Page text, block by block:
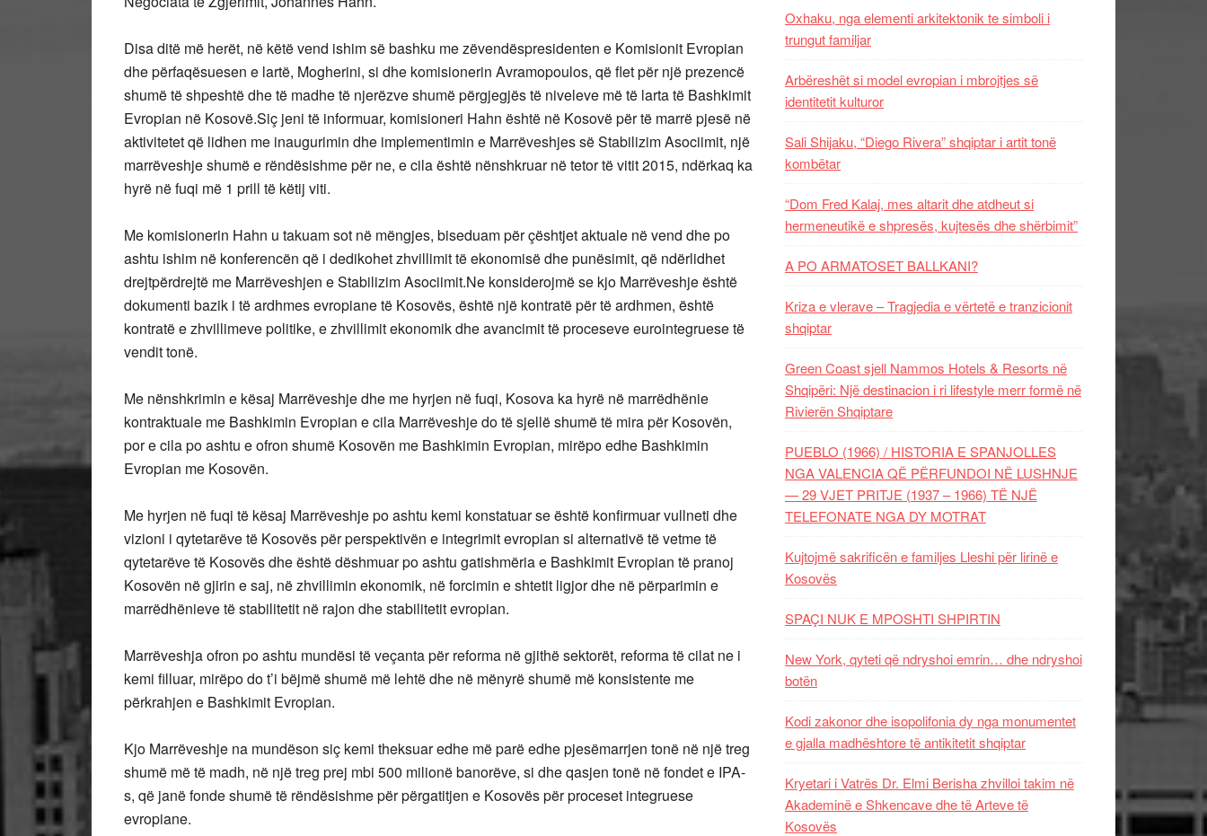
Disa ditë më herët, në këtë vend ishim së bashku me zëvendëspresidenten e Komisionit Evropian
dhe përfaqësuesen e lartë, Mogherini, si dhe komisionerin Avramopoulos, që flet për një prezencë
shumë të shpeshtë dhe të madhe të njerëzve shumë përgjegjës të niveleve më të larta të Bashkimit
Evropian në Kosovë.Siç jeni të informuar, komisioneri Hahn është në Kosovë për të marrë pjesë në
aktivitetet që lidhen me inaugurimin dhe implementimin e Marrëveshjes së Stabilizim Asociimit, një
marrëveshje shumë e rëndësishme për ne, e cila është nënshkruar në tetor të vitit 2015, ndërkaq ka
hyrë në fuqi më 1 prill të këtij viti.
Me komisionerin Hahn u takuam sot në mëngjes, biseduam për çështjet aktuale në vend dhe po
ashtu ishim në konferencën që i dedikohet zhvillimit të ekonomisë dhe punësimit, që ndërlidhet
drejtpërdrejtë me Marrëveshjen e Stabilizim Asociimit.Ne konsiderojmë se kjo Marrëveshje është
dokumenti bazik i të ardhmes evropiane të Kosovës, është një kontratë për të ardhmen, është
kontratë e zhvillimeve politike, e zhvillimit ekonomik dhe avancimit të proceseve eurointegruese të
vendit tonë.
Me nënshkrimin e kësaj Marrëveshje dhe me hyrjen në fuqi, Kosova ka hyrë në marrëdhënie
kontraktuale me Bashkimin Evropian e cila Marrëveshje do të sjellë shumë të mira për Kosovën,
por e cila po ashtu e ofron shumë Kosovën me Bashkimin Evropian, mirëpo edhe Bashkimin
Evropian me Kosovën.
Me hyrjen në fuqi të kësaj Marrëveshje po ashtu kemi konstatuar se është konfirmuar vullneti dhe
vizioni i qytetarëve të Kosovës për perspektivën e integrimit evropian si alternativë të vetme të
qytetarëve të Kosovës dhe është dëshmuar po ashtu gatishmëria e Bashkimit Evropian të pranoj
Kosovën në gjirin e saj, në zhvillimin ekonomik, në forcimin e shtetit ligjor dhe në përparimin e
marrëdhënieve të stabilitetit në rajon dhe stabilitetit evropian.
Marrëveshja ofron po ashtu mundësi të veçanta për reforma në gjithë sektorët, reforma të cilat ne i
kemi filluar, mirëpo do t’i bëjmë shumë më lehtë dhe në mënyrë shumë më konsistente me
përkrahjen e Bashkimit Evropian.
Kjo Marrëveshje na mundëson siç kemi theksuar edhe më parë edhe pjesëmarrjen tonë në një treg
shumë më të madh, në një treg prej mbi 500 milionë banorëve, si dhe qasjen tonë në fondet e IPA-
s, që janë fonde shumë të rëndësishme për përgatitjen e Kosovës për proceset integruese
evropiane.
Oxhaku, nga elementi arkitektonik te simboli i
trungut familjar
Arbëreshët si model evropian i mbrojtjes së
identitetit kulturor
Sali Shijaku, “Diego Rivera” shqiptar i artit tonë
kombëtar
“Dom Fred Kalaj, mes altarit dhe atdheut si
hermeneutikë e shpresës, kujtesës dhe shërbimit”
A PO ARMATOSET BALLKANI?
Kriza e vlerave – Tragjedia e vërtetë e tranzicionit
shqiptar
Green Coast sjell Nammos Hotels & Resorts në
Shqipëri: Një destinacion i ri lifestyle merr formë në
Rivierën Shqiptare
PUEBLO (1966) / HISTORIA E SPANJOLLES
NGA VALENCIA QË PËRFUNDOI NË LUSHNJE
— 29 VJET PRITJE (1937 – 1966) TË NJË
TELEFONATE NGA DY MOTRAT
Kujtojmë sakrificën e familjes Lleshi për lirinë e
Kosovës
SPAÇI NUK E MPOSHTI SHPIRTIN
New York, qyteti që ndryshoi emrin… dhe ndryshoi
botën
Kodi zakonor dhe isopolifonia dy nga monumentet
e gjalla madhështore të antikitetit shqiptar
Kryetari i Vatrës Dr. Elmi Berisha zhvilloi takim në
Akademinë e Shkencave dhe të Arteve të
Kosovës